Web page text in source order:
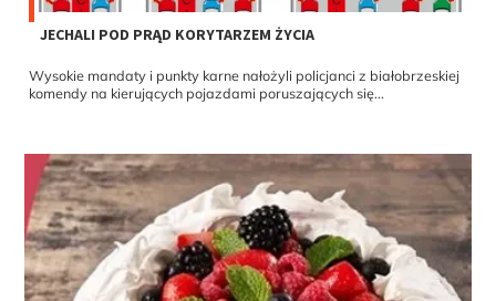
JECHALI POD PRĄD KORYTARZEM ŻYCIA
Wysokie mandaty i punkty karne nałożyli policjanci z białobrzeskiej
komendy na kierujących pojazdami poruszających się...